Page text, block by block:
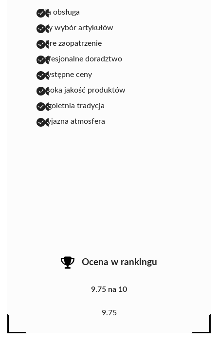
miła obsługa
duży wybór artykułów
dobre zaopatrzenie
profesjonalne doradztwo
przystępne ceny
wysoka jakość produktów
długoletnia tradycja
przyjazna atmosfera
Ocena w rankingu
9.75 na 10
9.75